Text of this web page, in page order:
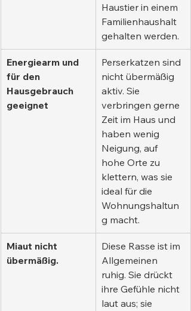
Haustier in einem
Familienhaushalt
gehalten werden.
Energiearm und
für den
Hausgebrauch
geeignet
Perserkatzen sind
nicht übermäßig
aktiv. Sie
verbringen gerne
Zeit im Haus und
haben wenig
Neigung, auf
hohe Orte zu
klettern, was sie
ideal für die
Wohnungshaltun
g macht.
Miaut nicht
übermäßig.
Diese Rasse ist im
Allgemeinen
ruhig. Sie drückt
ihre Gefühle nicht
laut aus; sie